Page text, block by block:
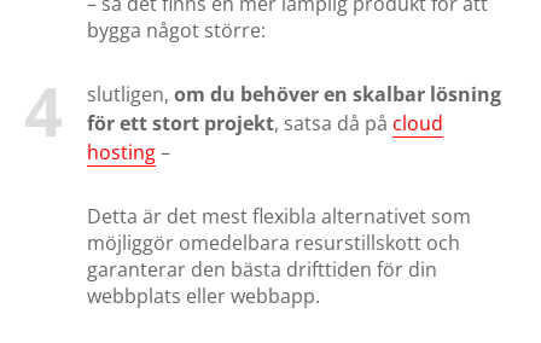
bygga något större:
slutligen,om du behöver en skalbar lösning
för ett stort projekt, satsa då på cloud
hosting–
Detta är det mest flexibla alternativet som
möjliggör omedelbara resurstillskott och
garanterar den bästa drifttiden för din
webbplats eller webbapp.